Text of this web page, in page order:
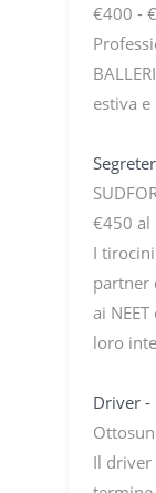
€400 -
estiva
€450 al
I
partner
ai
loro
Driver -
Il driver